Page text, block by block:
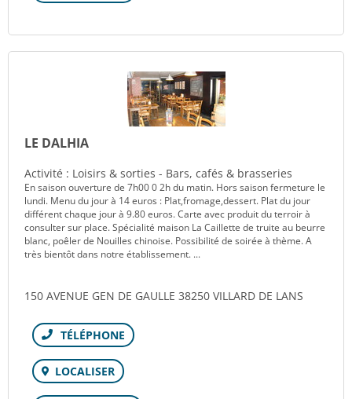
LE DALHIA
Activité : Loisirs & sorties - Bars, cafés & brasseries
En saison ouverture de 7h00 0 2h du matin. Hors saison fermeture le
lundi. Menu du jour à 14 euros : Plat,fromage,dessert. Plat du jour
différent chaque jour à 9.80 euros. Carte avec produit du terroir à
consulter sur place. Spécialité maison La Caillette de truite au beurre
blanc, poêler de Nouilles chinoise. Possibilité de soirée à thème. A
très bientôt dans notre établissement. ...
150 AVENUE GEN DE GAULLE 38250 VILLARD DE LANS
Téléphone
LOCALISER